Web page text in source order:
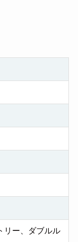
リー、ダブルル